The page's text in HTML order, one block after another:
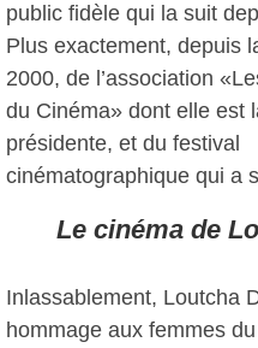
public fidèle qui la suit
Plus exactement, depuis
2000, de l’association
du Cinéma» dont elle est
présidente, et du festival
cinématographique qui a
Le cinéma de
Inlassablement, Loutcha
hommage aux femmes